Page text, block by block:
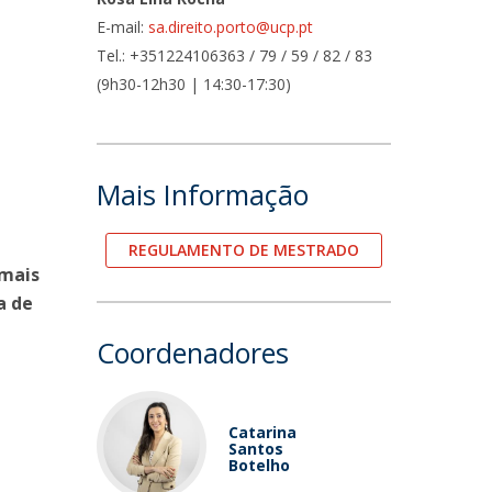
de Emprego
de
E-mail: sa.direito.porto@ucp.pt
Tel.: +351224106363 / 79 / 59 / 82 / 83
(9h30-12h30 | 14:30-17:30)
Mais Informação
REGULAMENTO DE MESTRADO
Coordenadores
Catarina
Santos
Botelho